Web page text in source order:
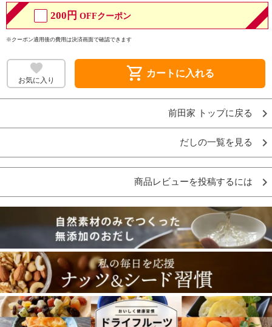
200円 OFFクーポン
※クーポン適用後の費用は決済画面で確認できます
お気に入り shopping_cart カートに入れる
前田家 トップに戻る
だしの一覧を見る
商品レビューを投稿するには